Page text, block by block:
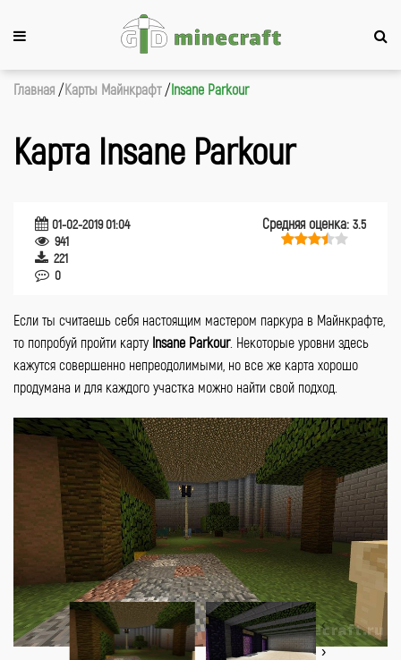
Главная Карты Майнкрафт Insane Parkour
Карта Insane Parkour
01-02-2019 01:04
941
221
0
Средняя оценка: 3.5
Если ты считаешь себя настоящим мастером паркура в Майнкрафте,
то попробуй пройти карту Insane Parkour. Некоторые уровни здесь
кажутся совершенно непреодолимыми, но все же карта хорошо
продумана и для каждого участка можно найти свой подход.
‹
›